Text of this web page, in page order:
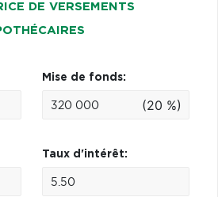
DE VERSEMENTS
Mise de fonds:
(20 %)
Taux d'intérêt: